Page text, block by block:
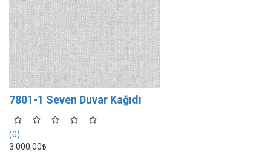
7801-1 Seven Duvar Kağıdı
(0)
3.000,00₺